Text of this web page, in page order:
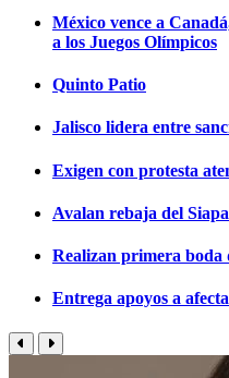
México vence a
a los Juegos Olímpicos
Quinto Patio
Jalisco lidera entre
Exigen con protesta
Avalan rebaja del
Realizan primera boda
Entrega apoyos a